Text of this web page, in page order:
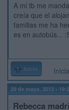
A mi tb me
creía que el
familias me ha
es en autobús...
Inicio
29 de mayo, 2012 -
Rebecca